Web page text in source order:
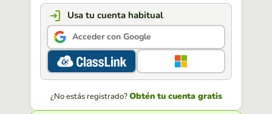
Usa tu cuenta habitual
Acceder con Google
¿No estás registrado?Obtén tu cuenta gratis